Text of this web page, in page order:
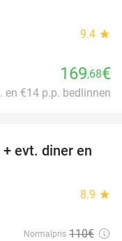
9.4 star
169,68€
en €14 p.p. bedlinnen
37%
evt. diner en
8.9 star
Normalpris 110€